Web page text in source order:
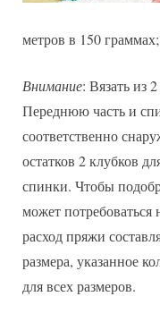
метров в 150
Внимание: Вязать из
Переднюю часть и
соответственно
остатков 2 клубков
спинки. Чтобы
может
расход пряжи
размера, указанное
для всех размеров.